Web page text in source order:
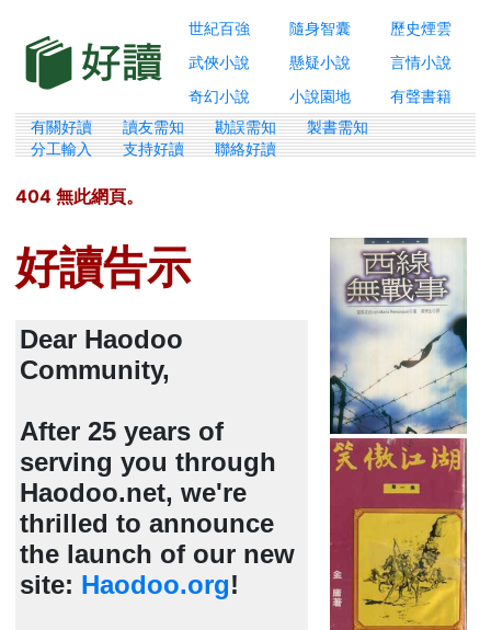
世紀百強 隨身智囊
歷史煙雲
武俠小說
懸疑小說
言情小說
奇幻小說
小說園地 有聲書籍
有關好讀 讀友需知 勘誤需知
製書需知
分工輸入
支持好讀 聯絡好讀
404 無此網頁。
好讀告示
Dear Haodoo
Community,
After 25 years of
serving you through
Haodoo.net, we're
thrilled to announce
the launch of our new
site: Haodoo.org!